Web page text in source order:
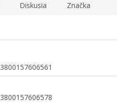
Diskusia Značka
3800157606561
3800157606578